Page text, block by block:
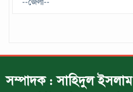
সম্পাদক : সাহিদুল ইসলাম